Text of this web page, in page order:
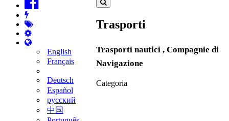
English
Français
Deutsch
Español
русский
中国
Trasporti
Trasporti nautici , Compagnie di
Navigazione
Categoria